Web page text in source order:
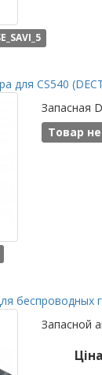
для CS540
Запасная
Товар
беспроводных
Запасной